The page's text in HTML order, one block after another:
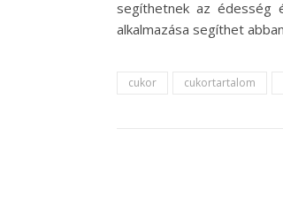
segíthetnek az édesség
alkalmazása segíthet
cukor cukortartalom